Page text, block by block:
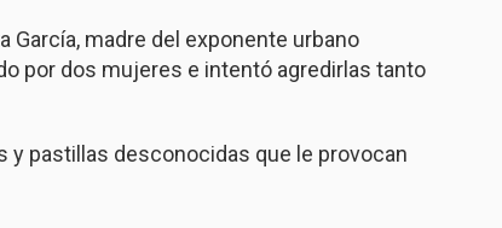
García, madre del exponente urbano
por dos mujeres e intentó agredirlas tanto
pastillas desconocidas que le provocan